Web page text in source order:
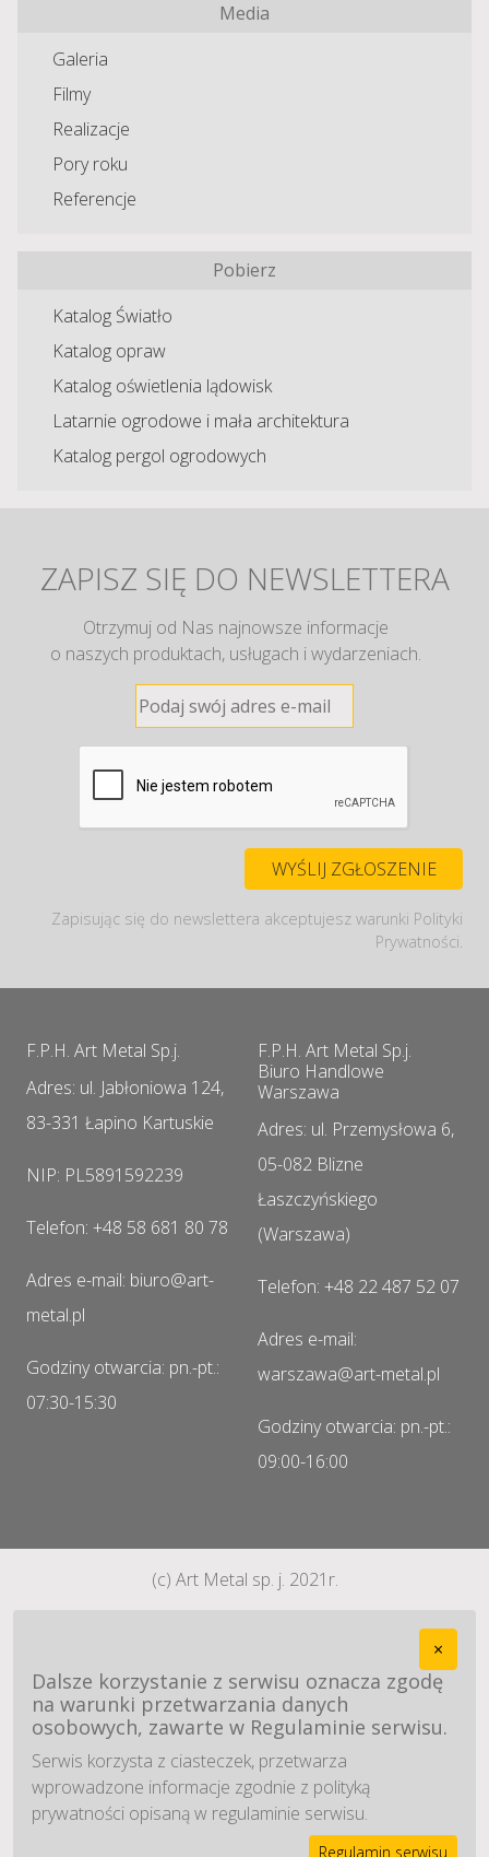
Media
Galeria
Filmy
Realizacje
Pory roku
Referencje
Pobierz
Katalog Światło
Katalog opraw
Katalog oświetlenia lądowisk
Latarnie ogrodowe i mała architektura
Katalog pergol ogrodowych
ZAPISZ SIĘ DO NEWSLETTERA
Otrzymuj od Nas najnowsze informacje
o naszych produktach, usługach i wydarzeniach.
Zapisując się do newslettera akceptujesz warunki Polityki
Prywatności.
F.P.H. Art Metal Sp.j.
Adres: ul. Jabłoniowa 124,
83-331 Łapino Kartuskie
NIP: PL5891592239
Telefon: +48 58 681 80 78
Adres e-mail: biuro@art-
metal.pl
Godziny otwarcia: pn.-pt.:
07:30-15:30
F.P.H. Art Metal Sp.j.
Biuro Handlowe
Warszawa
Adres: ul. Przemysłowa 6,
05-082 Blizne
Łaszczyńskiego
(Warszawa)
Telefon: +48 22 487 52 07
Adres e-mail:
warszawa@art-metal.pl
Godziny otwarcia: pn.-pt.:
09:00-16:00
(c) Art Metal sp. j. 2021r.
×
Dalsze korzystanie z serwisu oznacza zgodę
na warunki przetwarzania danych
osobowych, zawarte w Regulaminie serwisu.
Serwis korzysta z ciasteczek, przetwarza
wprowadzone informacje zgodnie z polityką
prywatności opisaną w regulaminie serwisu.
Regulamin serwisu